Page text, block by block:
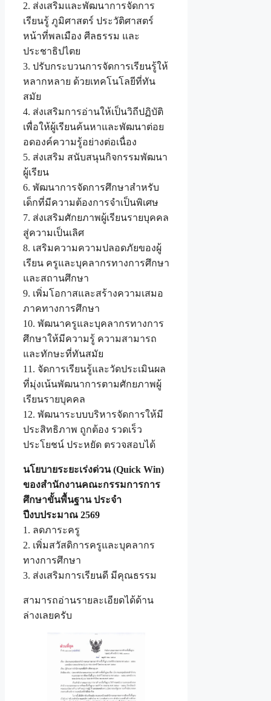
2. ส่งเสริมและพัฒนาการจัดการ
เรียนรู้ ภูมิศาสตร์ ประวัติศาสตร์
หน้าที่พลเมือง ศีลธรรม และ
ประชาธิปไตย
3. ปรับกระบวนการจัดการเรียนรู้ให้
หลากหลาย ด้วยเทคโนโลยีที่ทัน
สมัย
4. ส่งเสริมการอ่านให้เป็นวิถีปฏิบัติ
เพื่อให้ผู้เรียนค้นหาและพัฒนาต่อย
อดองค์ความรู้อย่างต่อเนื่อง
5. ส่งเสริม สนับสนุนกิจกรรมพัฒนา
ผู้เรียน
6. พัฒนาการจัดการศึกษาสำหรับ
เด็กที่มีความต้องการจำเป็นพิเศษ
7. ส่งเสริมศักยภาพผู้เรียนรายบุคคล
สู่ความเป็นเลิศ
8. เสริมความความปลอดภัยของผู้
เรียน ครูและบุคลากรทางการศึกษา
และสถานศึกษา
9. เพิ่มโอกาสและสร้างความเสมอ
ภาคทางการศึกษา
10. พัฒนาครูและบุคลากรทางการ
ศึกษาให้มีความรู้ ความสามารถ
และทักษะที่ทันสมัย
11. จัดการเรียนรู้และวัดประเมินผล
ที่มุ่งเน้นพัฒนาการตามศักยภาพผู้
เรียนรายบุคคล
12. พัฒนาระบบบริหารจัดการให้มี
ประสิทธิภาพ ถูกต้อง รวดเร็ว
ประโยชน์ ประหยัด ตรวจสอบได้
นโยบายระยะเร่งด่วน (Quick Win)
ของสำนักงานคณะกรรมการการ
ศึกษาขั้นพื้นฐาน ประจำ
ปีงบประมาณ 2569
1. ลดภาระครู
2. เพิ่มสวัสดิการครูและบุคลากร
ทางการศึกษา
3. ส่งเสริมการเรียนดี มีคุณธรรม
สามารถอ่านรายละเอียดได้ด้าน
ล่างเลยครับ